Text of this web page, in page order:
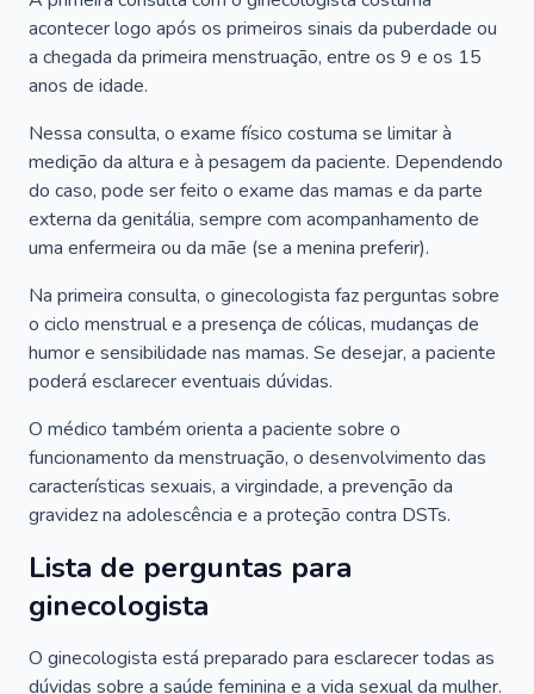
acontecer logo após os primeiros sinais da puberdade ou
a chegada da primeira menstruação, entre os 9 e os 15
anos de idade.
Nessa consulta, o exame físico costuma se limitar à
medição da altura e à pesagem da paciente. Dependendo
do caso, pode ser feito o exame das mamas e da parte
externa da genitália, sempre com acompanhamento de
uma enfermeira ou da mãe (se a menina preferir).
Na primeira consulta, o ginecologista faz perguntas sobre
o ciclo menstrual e a presença de cólicas, mudanças de
humor e sensibilidade nas mamas. Se desejar, a paciente
poderá esclarecer eventuais dúvidas.
O médico também orienta a paciente sobre o
funcionamento da menstruação, o desenvolvimento das
características sexuais, a virgindade, a prevenção da
gravidez na adolescência e a proteção contra DSTs.
Lista de perguntas para
ginecologista
O ginecologista está preparado para esclarecer todas as
dúvidas sobre a saúde feminina e a vida sexual da mulher.